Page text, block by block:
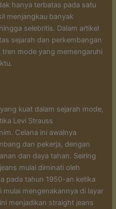
hanya terbatas pada satu
menjangkau banyak
selebritis. Dalam artikel
sejarah dan perkembangan
mode yang memengaruhi
kuat dalam sejarah mode,
Levi Strauss
Celana ini awalnya
dan pekerja, dengan
dan daya tahan. Seiring
mulai diminati oleh
pada tahun 1950-an ketika
mengenakannya di layar
menjadikan straight jeans